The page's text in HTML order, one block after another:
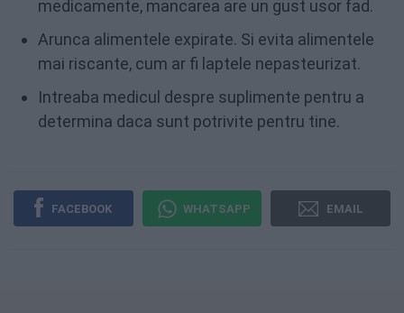
medicamente, mancarea are un gust usor fad.
Arunca alimentele expirate. Si evita alimentele
mai riscante, cum ar fi laptele nepasteurizat.
Intreaba medicul despre suplimente pentru a
determina daca sunt potrivite pentru tine.
FACEBOOK WHATSAPP EMAIL